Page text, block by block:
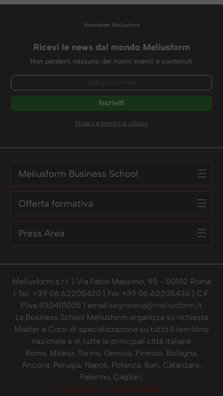
Newsletter Meliusform
Ricevi le news dal mondo Meliusform
Non perderti nessuno dei nostri eventi e contenuti
Privacy e termini di utilizzo
Meliusform Business School
Offerta formativa
Press Area
Meliusform s.r.l. | Via Fabio Massimo, 95 - 00192 Roma
| Tel. +39 06.62205420 | Fax +39 06.62205436 | C.F.
P.Iva 11304111005 | email:segreteria@meliusform.it
La Business School Meliusform organizza su richiesta
Master e Corsi di specializzazione su tutto il territorio
nazionale e in tutte le principali città italiane
Roma, Milano, Torino, Genova, Firenze, Bologna,
Ancona, Perugia, Napoli, Potenza, Bari, Catanzaro,
Palermo, Cagliari.
Privacy Policy Cookie Policy